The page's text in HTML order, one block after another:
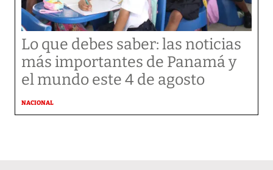
Lo que debes saber: las noticias
más importantes de Panamá y
el mundo este 4 de agosto
NACIONAL